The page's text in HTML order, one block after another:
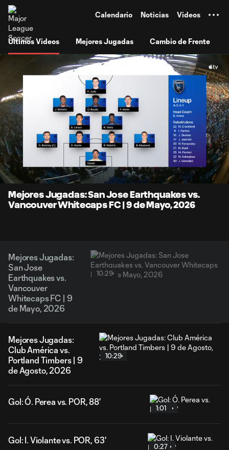
Calendario Noticias Videos
Últimos Videos Mejores Jugadas Cambio de Frente
Current
Time
0:08 Loaded 10:29
Unmute Subtitles
Mejores Jugadas: San Jose Earthquakes vs.
Vancouver Whitecaps FC | 9 de Mayo, 2026
Mejores Jugadas:
San Jose
Earthquakes vs.
Vancouver
Whitecaps FC | 9
de Mayo, 2026
10:29
Mejores Jugadas:
Club América vs.
Portland Timbers | 9
de Agosto, 2026
10:29
Gol: Ó. Perea vs. POR, 88'
1:01
Gol: I. Violante vs. POR, 63'
0:27